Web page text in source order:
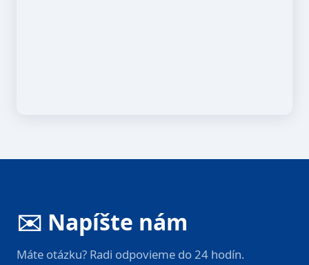
✉️ Napíšte nám
Máte otázku? Radi odpovieme do 24 hodín.